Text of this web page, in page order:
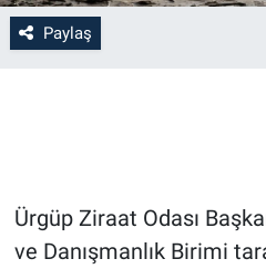
Paylaş
Ürgüp Ziraat Odası
ve Danışmanlık Birimi
Bilim-Tek
Niğde